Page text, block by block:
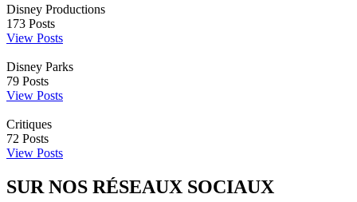
Disney Productions
173 Posts
View Posts
Disney Parks
79 Posts
View Posts
Critiques
72 Posts
View Posts
SUR NOS RÉSEAUX SOCIAUX